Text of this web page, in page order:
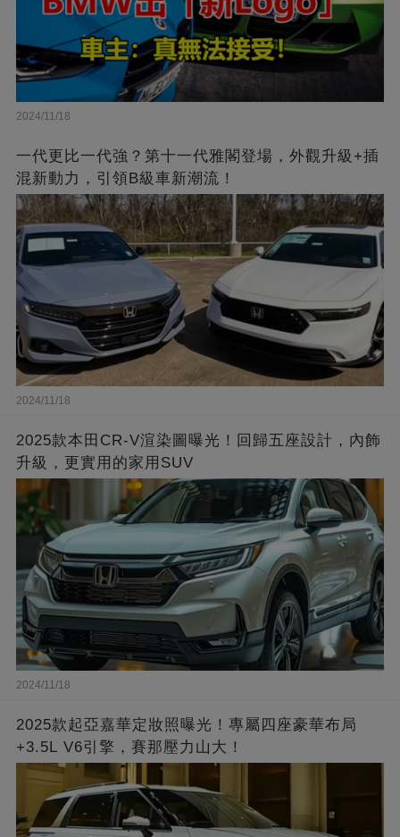
2024/11/18
一代更比一代強？第十一代雅閣登場，外觀升級+插
混新動力，引領B級車新潮流！
2024/11/18
2025款本田CR-V渲染圖曝光！回歸五座設計，內飾
升級，更實用的家用SUV
2024/11/18
2025款起亞嘉華定妝照曝光！專屬四座豪華布局
+3.5L V6引擎，賽那壓力山大！